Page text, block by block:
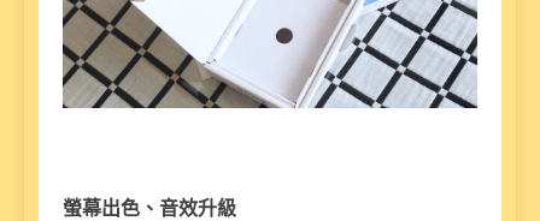
螢幕出色、音效升級